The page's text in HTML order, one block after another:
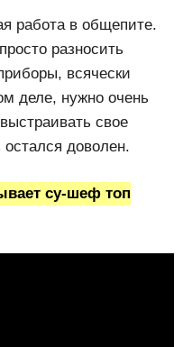
работа в общепите.
разносить
всячески
деле, нужно очень
свое
доволен.
су-шеф топ